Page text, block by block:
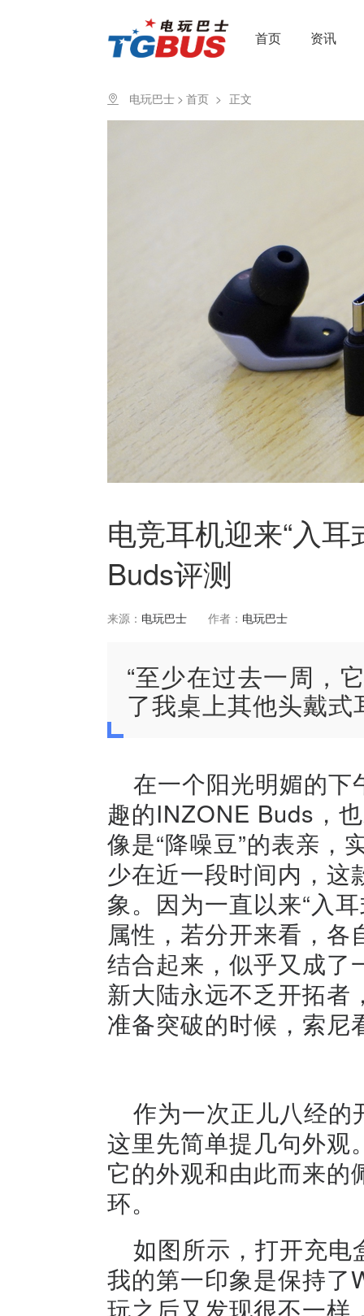
首页 资讯
电玩巴士 > 首页 > 正文
电竞耳机迎来“入
Buds评测
来源： 电玩巴士 作者： 电玩巴士
“至少在过去一周，
了我桌上其他头戴式
在一个阳光明媚的下
趣的INZONE Buds，
像是“降噪豆”的表亲，
少在近一段时间内，这
象。因为一直以来“入
属性，若分开来看，
结合起来，似乎又成了
新大陆永远不乏开拓者
准备突破的时候，索尼
作为一次正儿八经的
这里先简单提几句外观
它的外观和由此而来的
环。
如图所示，打开充电
我的第一印象是保持了
玩之后又发现很不一样